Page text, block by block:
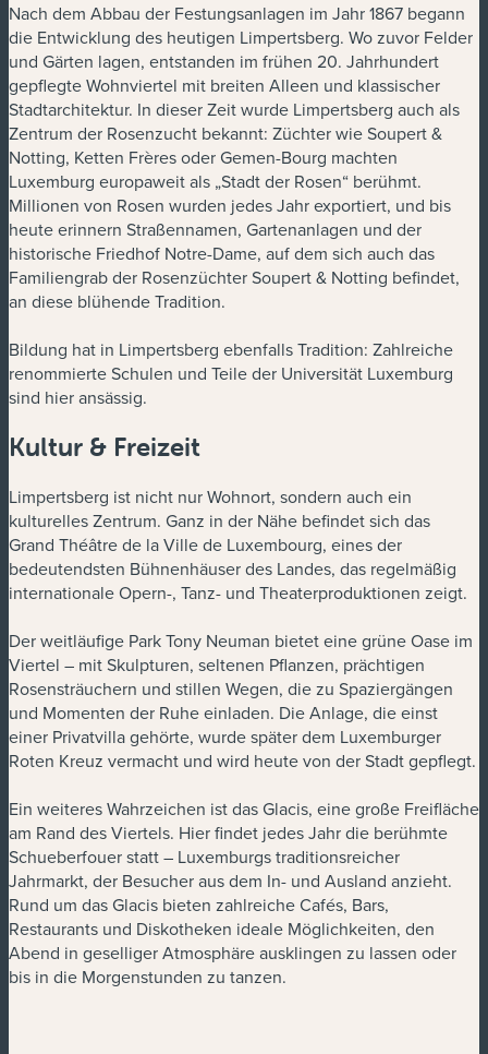
Nach dem Abbau der Festungsanlagen im Jahr 1867 begann
die Entwicklung des heutigen Limpertsberg. Wo zuvor Felder
und Gärten lagen, entstanden im frühen 20. Jahrhundert
gepflegte Wohnviertel mit breiten Alleen und klassischer
Stadtarchitektur. In dieser Zeit wurde Limpertsberg auch als
Zentrum der Rosenzucht bekannt: Züchter wie Soupert &
Notting, Ketten Frères oder Gemen-Bourg machten
Luxemburg europaweit als „Stadt der Rosen“ berühmt.
Millionen von Rosen wurden jedes Jahr exportiert, und bis
heute erinnern Straßennamen, Gartenanlagen und der
historische Friedhof Notre-Dame, auf dem sich auch das
Familiengrab der Rosenzüchter Soupert & Notting befindet,
an diese blühende Tradition.
Bildung hat in Limpertsberg ebenfalls Tradition: Zahlreiche
renommierte Schulen und Teile der Universität Luxemburg
sind hier ansässig.
Kultur & Freizeit
Limpertsberg ist nicht nur Wohnort, sondern auch ein
kulturelles Zentrum. Ganz in der Nähe befindet sich das
Grand Théâtre de la Ville de Luxembourg, eines der
bedeutendsten Bühnenhäuser des Landes, das regelmäßig
internationale Opern-, Tanz- und Theaterproduktionen zeigt.
Der weitläufige Park Tony Neuman bietet eine grüne Oase im
Viertel – mit Skulpturen, seltenen Pflanzen, prächtigen
Rosensträuchern und stillen Wegen, die zu Spaziergängen
und Momenten der Ruhe einladen. Die Anlage, die einst
einer Privatvilla gehörte, wurde später dem Luxemburger
Roten Kreuz vermacht und wird heute von der Stadt gepflegt.
Ein weiteres Wahrzeichen ist das Glacis, eine große Freifläche
am Rand des Viertels. Hier findet jedes Jahr die berühmte
Schueberfouer statt – Luxemburgs traditionsreicher
Jahrmarkt, der Besucher aus dem In- und Ausland anzieht.
Rund um das Glacis bieten zahlreiche Cafés, Bars,
Restaurants und Diskotheken ideale Möglichkeiten, den
Abend in geselliger Atmosphäre ausklingen zu lassen oder
bis in die Morgenstunden zu tanzen.